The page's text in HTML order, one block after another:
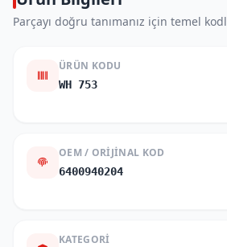
Parçayı doğru tanımanız için temel
ÜRÜN KODU
WH 753
OEM / ORIJINAL KOD
6400940204
KATEGORI